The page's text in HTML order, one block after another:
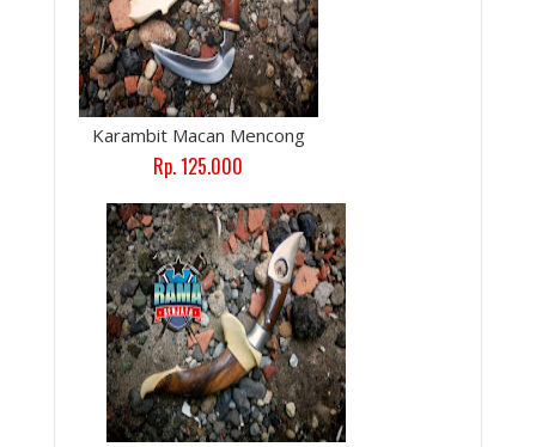
Karambit Macan Mencong
Rp. 125.000